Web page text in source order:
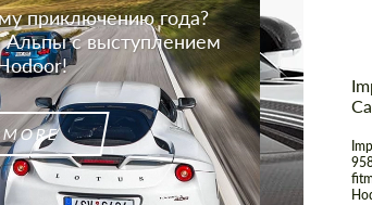
приключению года?
Альпы с выступлением
MORE